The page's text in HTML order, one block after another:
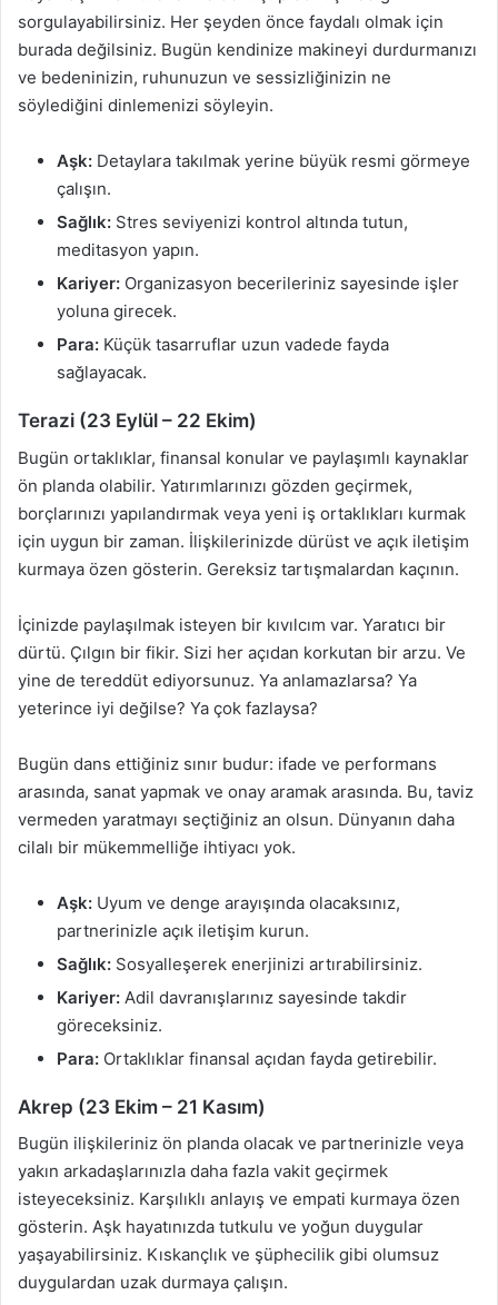
sorgulayabilirsiniz. Her şeyden önce faydalı olmak için
burada değilsiniz. Bugün kendinize makineyi durdurmanızı
ve bedeninizin, ruhunuzun ve sessizliğinizin ne
söylediğini dinlemenizi söyleyin.
Aşk: Detaylara takılmak yerine büyük resmi görmeye
çalışın.
Sağlık: Stres seviyenizi kontrol altında tutun,
meditasyon yapın.
Kariyer: Organizasyon becerileriniz sayesinde işler
yoluna girecek.
Para: Küçük tasarruflar uzun vadede fayda
sağlayacak.
Terazi (23 Eylül – 22 Ekim)
Bugün ortaklıklar, finansal konular ve paylaşımlı kaynaklar
ön planda olabilir. Yatırımlarınızı gözden geçirmek,
borçlarınızı yapılandırmak veya yeni iş ortaklıkları kurmak
için uygun bir zaman. İlişkilerinizde dürüst ve açık iletişim
kurmaya özen gösterin. Gereksiz tartışmalardan kaçının.
İçinizde paylaşılmak isteyen bir kıvılcım var. Yaratıcı bir
dürtü. Çılgın bir fikir. Sizi her açıdan korkutan bir arzu. Ve
yine de tereddüt ediyorsunuz. Ya anlamazlarsa? Ya
yeterince iyi değilse? Ya çok fazlaysa?
Bugün dans ettiğiniz sınır budur: ifade ve performans
arasında, sanat yapmak ve onay aramak arasında. Bu, taviz
vermeden yaratmayı seçtiğiniz an olsun. Dünyanın daha
cilalı bir mükemmelliğe ihtiyacı yok.
Aşk: Uyum ve denge arayışında olacaksınız,
partnerinizle açık iletişim kurun.
Sağlık: Sosyalleşerek enerjinizi artırabilirsiniz.
Kariyer: Adil davranışlarınız sayesinde takdir
göreceksiniz.
Para: Ortaklıklar finansal açıdan fayda getirebilir.
Akrep (23 Ekim – 21 Kasım)
Bugün ilişkileriniz ön planda olacak ve partnerinizle veya
yakın arkadaşlarınızla daha fazla vakit geçirmek
isteyeceksiniz. Karşılıklı anlayış ve empati kurmaya özen
gösterin. Aşk hayatınızda tutkulu ve yoğun duygular
yaşayabilirsiniz. Kıskançlık ve şüphecilik gibi olumsuz
duygulardan uzak durmaya çalışın.